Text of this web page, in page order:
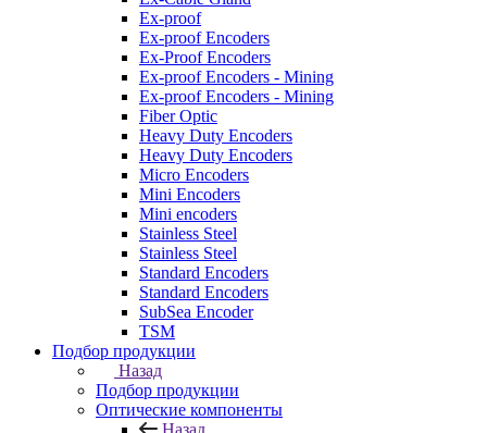
Ex-proof
Ex-proof Encoders
Ex-Proof Encoders
Ex-proof Encoders - Mining
Ex-proof Encoders - Mining
Fiber Optic
Heavy Duty Encoders
Heavy Duty Encoders
Micro Encoders
Mini Encoders
Mini encoders
Stainless Steel
Stainless Steel
Standard Encoders
Standard Encoders
SubSea Encoder
TSM
Подбор продукции
Назад
Подбор продукции
Оптические компоненты
Назад